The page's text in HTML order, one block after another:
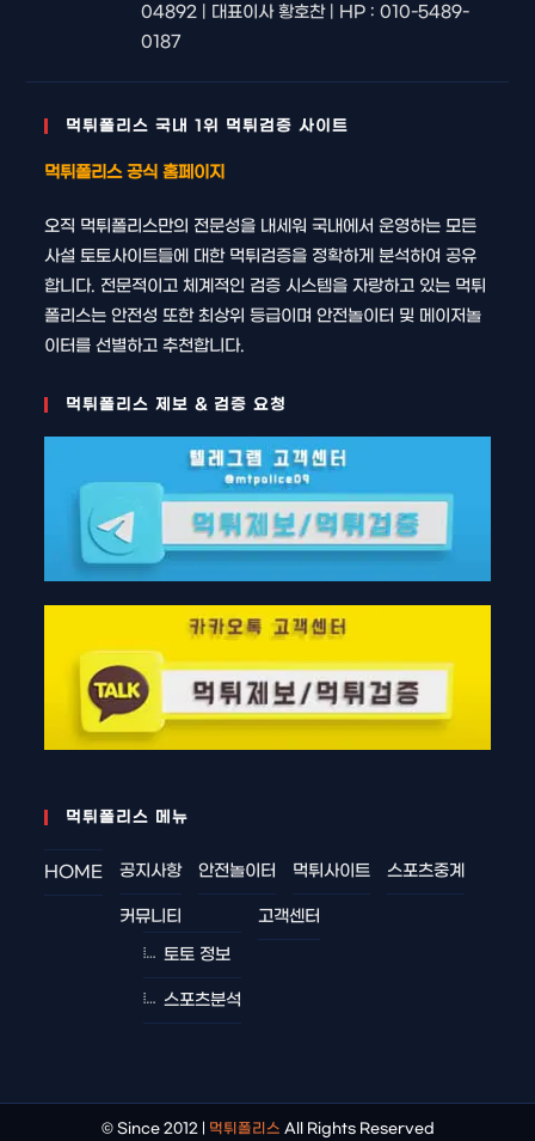
04892 | 대표이사 황호찬 | HP : 010-5489-
0187
먹튀폴리스 국내 1위 먹튀검증 사이트
먹튀폴리스 공식 홈페이지
오직 먹튀폴리스만의 전문성을 내세워 국내에서 운영하는 모든
사설 토토사이트들에 대한 먹튀검증을 정확하게 분석하여 공유
합니다. 전문적이고 체계적인 검증 시스템을 자랑하고 있는 먹튀
폴리스는 안전성 또한 최상위 등급이며 안전놀이터 및 메이저놀
이터를 선별하고 추천합니다.
먹튀폴리스 제보 & 검증 요청
먹튀폴리스 메뉴
HOME 공지사항 안전놀이터 먹튀사이트 스포츠중계
커뮤니티
토토 정보
스포츠분석
고객센터
© Since 2012 | 먹튀폴리스 All Rights Reserved